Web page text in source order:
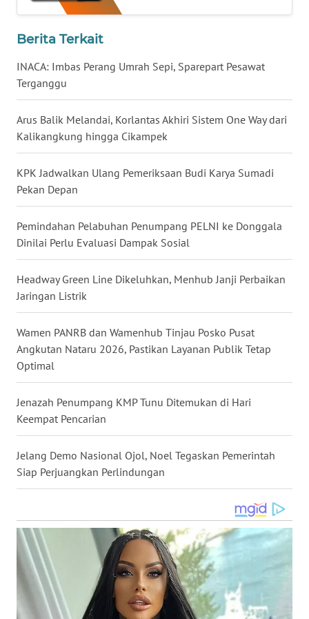
Berita Terkait
INACA: Imbas Perang Umrah Sepi, Sparepart Pesawat
Terganggu
Arus Balik Melandai, Korlantas Akhiri Sistem One Way dari
Kalikangkung hingga Cikampek
KPK Jadwalkan Ulang Pemeriksaan Budi Karya Sumadi
Pekan Depan
Pemindahan Pelabuhan Penumpang PELNI ke Donggala
Dinilai Perlu Evaluasi Dampak Sosial
Headway Green Line Dikeluhkan, Menhub Janji Perbaikan
Jaringan Listrik
Wamen PANRB dan Wamenhub Tinjau Posko Pusat
Angkutan Nataru 2026, Pastikan Layanan Publik Tetap
Optimal
Jenazah Penumpang KMP Tunu Ditemukan di Hari
Keempat Pencarian
Jelang Demo Nasional Ojol, Noel Tegaskan Pemerintah
Siap Perjuangkan Perlindungan
BABEL
WN
SUMBAR
WN
SUMSEL
WN
BENGKULU
WN
LAMPUNG
WN
JATENG
WN
WN
WN
WN
KALBAR
WN
KALTENG